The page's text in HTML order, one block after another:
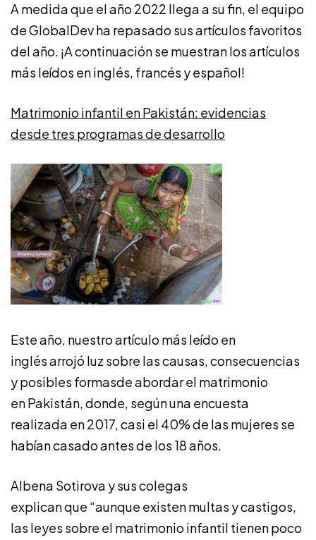
A medida que el año 2022 llega a su fin, el equipo
de GlobalDev ha repasado sus artículos favoritos
del año. ¡A continuación se muestran los artículos
más leídos en inglés, francés y español!
Matrimonio infantil en Pakistán: evidencias
desde tres programas de desarrollo
Este año, nuestro artículo más leído en
inglés arrojó luz sobre las causas, consecuencias
y posibles formasde abordar el matrimonio
en Pakistán, donde, según una encuesta
realizada en 2017, casi el 40% de las mujeres se
habían casado antes de los 18 años.
Albena Sotirova y sus colegas
explican que “aunque existen multas y castigos,
las leyes sobre el matrimonio infantil tienen poco